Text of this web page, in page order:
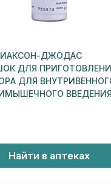
ДЖОДАС
ДЛЯ
ДЛЯ
ВВЕДЕНИЯ
Найти в аптеках